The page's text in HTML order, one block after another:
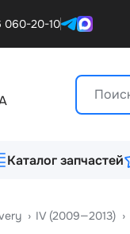
060-20-10
Каталог запчастей
› IV (2009—2013) ›